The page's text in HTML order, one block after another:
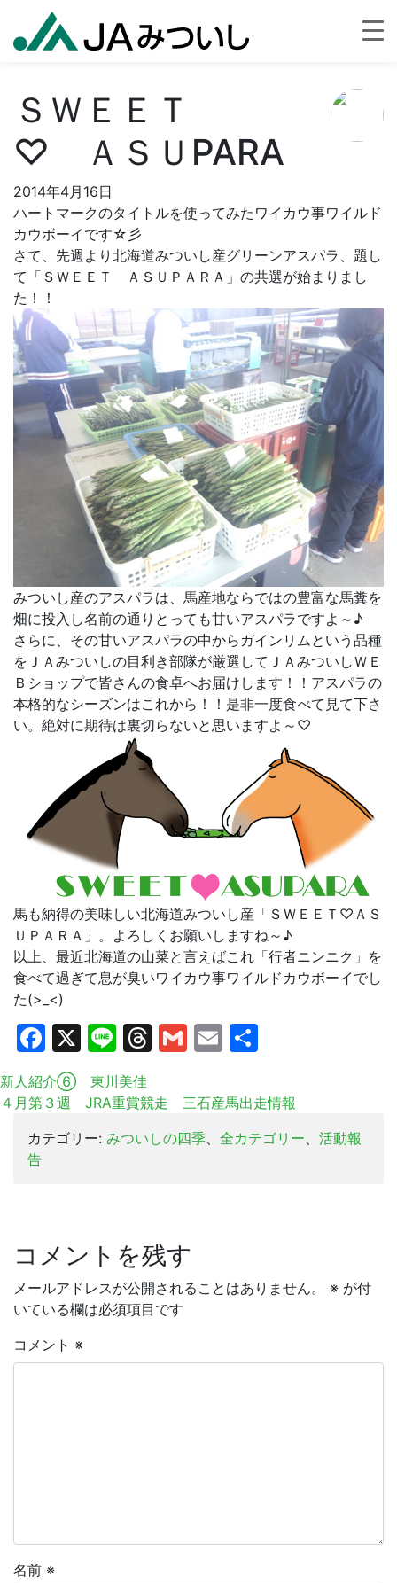
ＳＷＥＥＴ
♡ ＡＳＵPARA
2014年4月16日
ハートマークのタイトルを使ってみたワイカウ事ワイルド
カウボーイです☆彡
さて、先週より北海道みついし産グリーンアスパラ、題し
て「ＳＷＥＥＴ ＡＳＵＰＡＲＡ」の共選が始まりまし
た！！
みついし産のアスパラは、馬産地ならではの豊富な馬糞を
畑に投入し名前の通りとっても甘いアスパラですよ～♪
さらに、その甘いアスパラの中からガインリムという品種
をＪＡみついしの目利き部隊が厳選してＪＡみついしＷＥ
Ｂショップで皆さんの食卓へお届けします！！アスパラの
本格的なシーズンはこれから！！是非一度食べて見て下さ
い。絶対に期待は裏切らないと思いますよ～♡
馬も納得の美味しい北海道みついし産「ＳＷＥＥＴ♡ＡＳ
ＵＰＡＲＡ」。よろしくお願いしますね～♪
以上、最近北海道の山菜と言えばこれ「行者ニンニク」を
食べて過ぎて息が臭いワイカウ事ワイルドカウボーイでし
た(>_<)
Facebook
X LineThreads
Gmail
Email
新人紹介⑥ 東川美佳
４月第３週 JRA重賞競走 三石産馬出走情報
カテゴリー: みついしの四季、 全カテゴリー、 活動報
告
コメントを残す
メールアドレスが公開されることはありません。 ※ が付
いている欄は必須項目です
コメント ※
名前 ※